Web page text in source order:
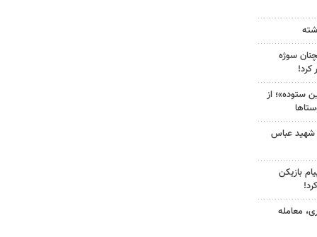
سوژه
کرد!
ستوده»؛ از
شهید عباس
بازیکن
معامله